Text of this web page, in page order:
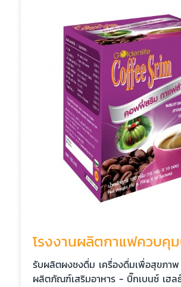
โรงงานผลิตกาแฟควบคุ
รับผลิตผงชงดื่ม เครื่องดื่มเพื่อสุขภา
ผลิตภัณฑ์เสริมอาหาร - บิ๊กเบนซ์ เฮล